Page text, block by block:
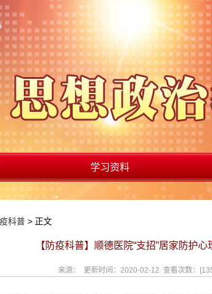
学习资料
科普 > 正文
【防疫科普】顺德医院“支招”居家防护心
来源： 更新时间：2020-02-12 查看次数：[